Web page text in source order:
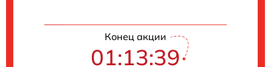
Конец акции
01:13:39